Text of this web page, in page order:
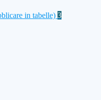
in tabelle) 3